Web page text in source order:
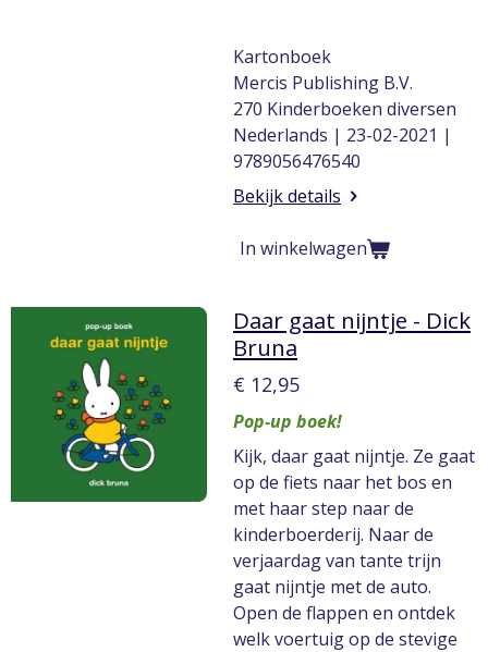
Kartonboek
Mercis Publishing B.V.
270 Kinderboeken diversen
Nederlands | 23-02-2021 |
9789056476540
Bekijk details
In winkelwagen
Daar gaat nijntje - Dick
Bruna
€ 12,95
Pop-up boek!
Kijk, daar gaat nijntje. Ze gaat
op de fiets naar het bos en
met haar step naar de
kinderboerderij. Naar de
verjaardag van tante trijn
gaat nijntje met de auto.
Open de flappen en ontdek
welk voertuig op de stevige